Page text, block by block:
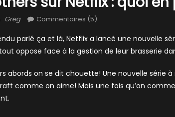
Author
Greg Commentaires (5)
parlé ça et là, Netflix a lancé une nouvelle
oppose face à la gestion de leur brasserie
abords on se dit chouette! Une nouvelle série
comme on aime! Mais une fois qu’on